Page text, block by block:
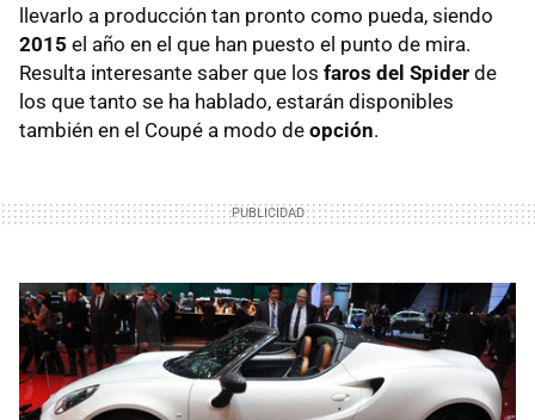
llevarlo a producción tan pronto como pueda, siendo
2015 el año en el que han puesto el punto de mira.
Resulta interesante saber que los faros del Spider de
los que tanto se ha hablado, estarán disponibles
también en el Coupé a modo de opción.